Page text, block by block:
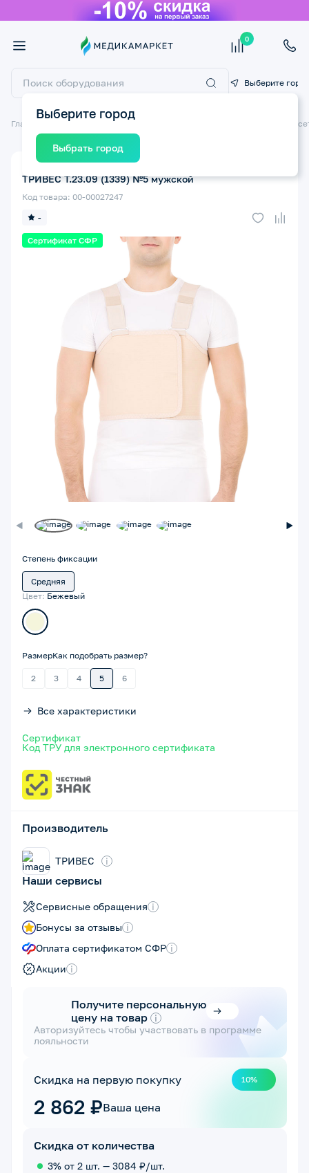
0
Выберите город
Выберите город
Выбрать город
Главная Ортопедические изделия Ортопедические бандажи и
Сертификат СФР
-
Код товара: 00-00027247
ТРИВЕС Т.23.09 (1339) №5 мужской
Степень фиксации
Средняя
Цвет: Бежевый
РазмерКак подобрать размер?
2 3 4 5 6
Все характеристики
Сертификат
Код ТРУ для электронного сертификата
Производитель
ТРИВЕС i
Наши сервисы
Сервисные обращения i
Бонусы за отзывы i
Оплата сертификатом СФР i
Акции i
Получите персональную
цену на товар i
Авторизуйтесь чтобы участвовать в программе
лояльности
Скидка на первую покупку 10%
2 862 ₽Ваша цена
Скидка от количества
3% от 2 шт. — 3084 ₽/шт.